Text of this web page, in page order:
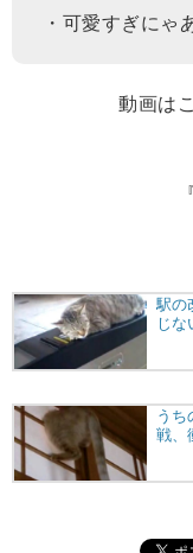
・可愛すぎにゃ
動画は